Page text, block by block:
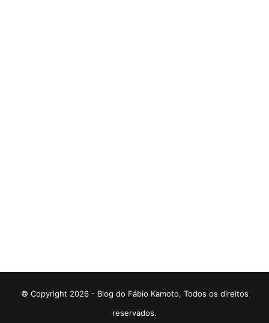
© Copyright 2026 - Blog do Fábio Kamoto, Todos os direitos
reservados.